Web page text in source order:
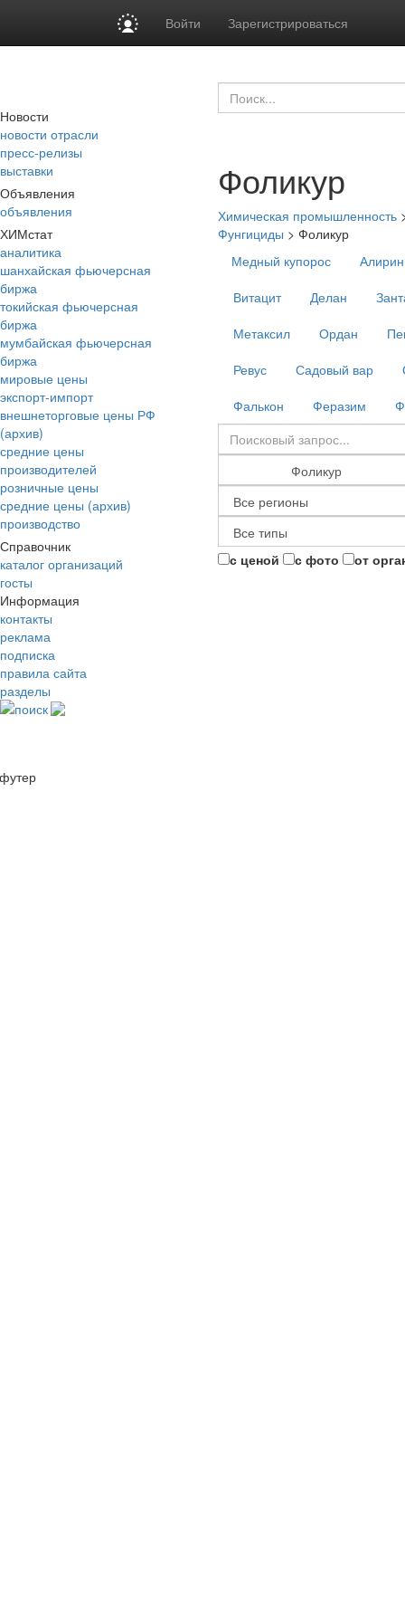
Войти Зарегистрироваться
Новости
новости отрасли
пресс-релизы
выставки
Объявления
объявления
ХИМстат
аналитика
шанхайская фьючерсная
биржа
токийская фьючерсная
биржа
мумбайская фьючерсная
биржа
мировые цены
экспорт-импорт
внешнеторговые цены РФ
(архив)
средние цены
производителей
розничные цены
средние цены (архив)
производство
Справочник
каталог организаций
госты
Информация
контакты
реклама
подписка
правила сайта
разделы
поиск
Фоликур
Химическая промышленность
Фунгициды > Фоликур
Медный купорос
Алирин
Витацит
Делан
Метаксил
Ордан
Ревус
Садовый вар
Фалькон
Феразим
с ценой с фото от
футер